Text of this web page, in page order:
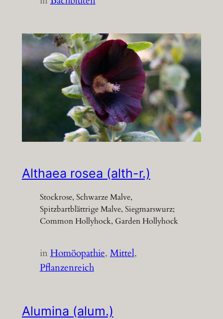
Althaea rosea (alth-r.)
Stockrose, Schwarze Malve,
Spitzbartblättrige Malve, Siegmarswurz;
Common Hollyhock, Garden Hollyhock
inHomöopathie, Mittel
Pflanzenreich
Alumina (alum.)